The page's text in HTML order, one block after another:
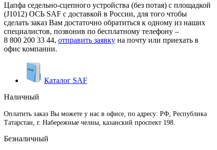
Цапфа седельно-сцепного устройства (без потая) с площадкой
(J1012) ОСЬ SAF с доставкой в России, для того чтобы
сделать заказ Вам достаточно обратиться к одному из наших
специалистов, позвонив по бесплатному телефону –
8 800 200 33 44, отправить заявку на почту или приехать в
офис компании.
Каталог SAF
Наличный
Оплатить заказ Вы можете у нас в офисе, по адресу: РФ, Республика
Татарстан, г. Набережные челны, казанский проспект 198.
Безналичный